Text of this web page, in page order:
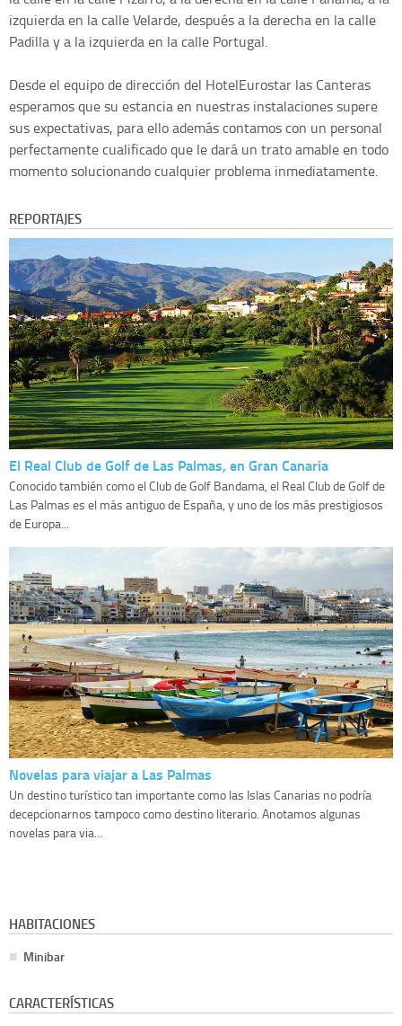
izquierda en la calle Velarde, después a la derecha en la calle
Padilla y a la izquierda en la calle Portugal.
Desde el equipo de dirección del HotelEurostar las Canteras
esperamos que su estancia en nuestras instalaciones supere
sus expectativas, para ello además contamos con un personal
perfectamente cualificado que le dará un trato amable en todo
momento solucionando cualquier problema inmediatamente.
REPORTAJES
El Real Club de Golf de Las Palmas, en Gran Canaria
Conocido también como el Club de Golf Bandama, el Real Club de Golf de
Las Palmas es el más antiguo de España, y uno de los más prestigiosos
de Europa...
Novelas para viajar a Las Palmas
Un destino turístico tan importante como las Islas Canarias no podría
decepcionarnos tampoco como destino literario. Anotamos algunas
novelas para via...
HABITACIONES
Minibar
CARACTERÍSTICAS